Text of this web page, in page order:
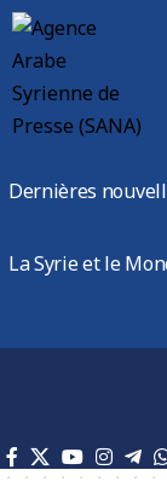
Dernières
La Syrie et le